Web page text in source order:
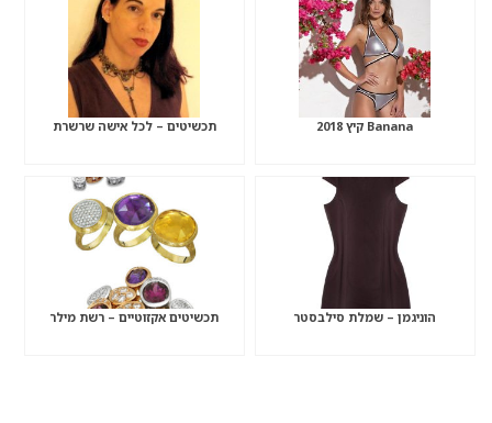
Banana קיץ 2018 תכשיטים – לכל אישה שרשרת
הוניגמן – שמלת סילבסטר תכשיטים אקזוטיים – רשת מילר